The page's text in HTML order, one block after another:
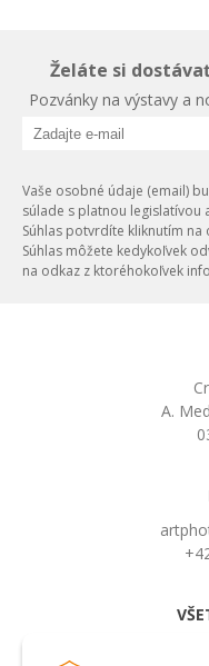
Želáte si
Pozvánky na výstavy a
Vaše osobné údaje (email)
súlade s platnou legislatívou
Súhlas potvrdíte kliknutím
Súhlas môžete kedykoľvek
na odkaz z ktoréhokoľvek
A.